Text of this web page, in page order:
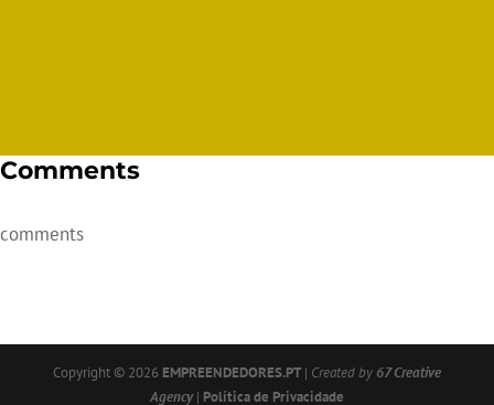
Comments
comments
Copyright © 2026 EMPREENDEDORES.PT| Created by 67 Creative
Agency| Política de Privacidade